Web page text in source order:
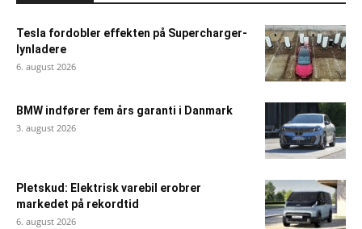
Tesla fordobler effekten på Supercharger-
lynladere
6. august 2026
BMW indfører fem års garanti i Danmark
3. august 2026
Pletskud: Elektrisk varebil erobrer
markedet på rekordtid
6. august 2026